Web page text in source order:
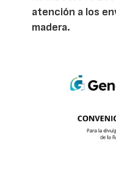
atención a los
madera.